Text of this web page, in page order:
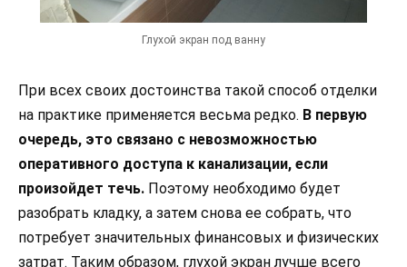
Глухой экран под ванну
При всех своих достоинства такой способ отделки
на практике применяется весьма редко. В первую
очередь, это связано с невозможностью
оперативного доступа к канализации, если
произойдет течь. Поэтому необходимо будет
разобрать кладку, а затем снова ее собрать, что
потребует значительных финансовых и физических
затрат. Таким образом, глухой экран лучше всего